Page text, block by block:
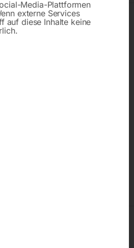
Media-Plattformen
externe Services
auf diese Inhalte keine